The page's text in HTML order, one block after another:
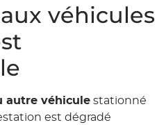
véhicules
autre véhicule stationné
est dégradé